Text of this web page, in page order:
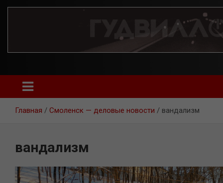
Главная Смоленск — деловые новости вандализм
вандализм